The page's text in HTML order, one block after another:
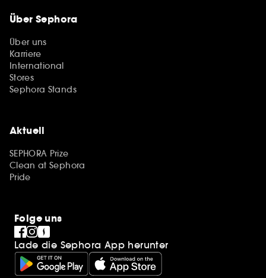
Über Sephora
Über uns
Karriere
International
Stores
Sephora Stands
Aktuell
SEPHORA Prize
Clean at Sephora
Pride
Folge uns
Lade die Sephora App herunter